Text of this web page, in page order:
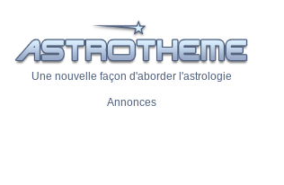
Une nouvelle façon d'aborder l'astrologie
Annonces